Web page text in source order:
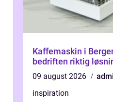
Kaffemaskin i
bedriften riktig
09 august 2026
inspiration